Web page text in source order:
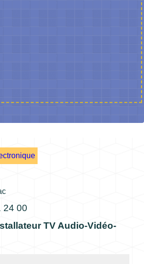
24 00
TV Audio-Vidéo-